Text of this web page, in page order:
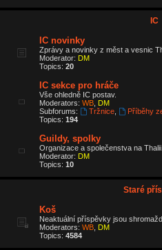
IC
IC novinky
Zprávy a novinky z měst a vesnic
Moderator: DM
Topics: 20
IC sekce pro hráče
Vše ohledně IC postav.
Moderators: WB DM
Subforums:
Tržnice, Příběhy
Topics: 194
Guildy, spolky
Organizace a společenstva na Thalii.
Moderator: DM
Topics: 10
Staré
Koš
Neaktuální příspěvky jsou
Moderators: WB DM
Topics: 4584